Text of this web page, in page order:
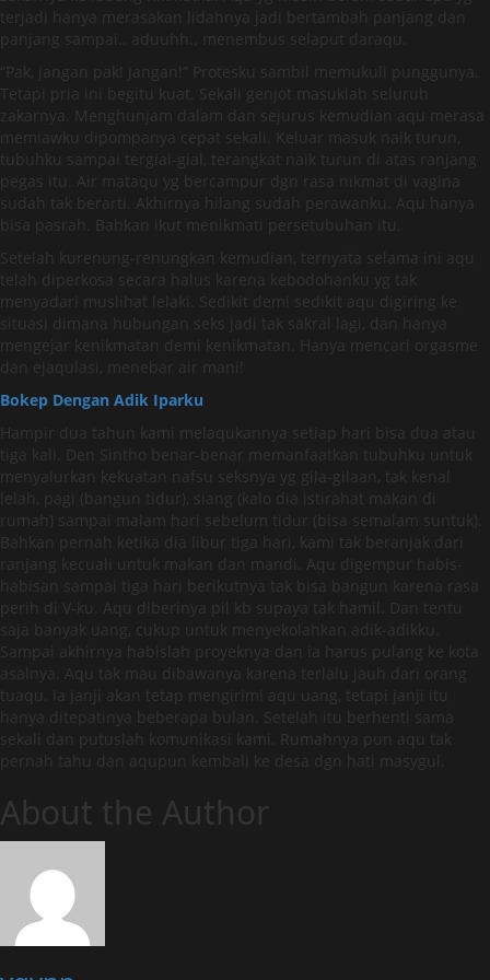
terjadi hanya merasakan lidahnya jadi bertambah panjang dan
panjang sampai.. aduuhh.. menembus selaput daraqu.
“Pak, jangan pak! Jangan!” Protesku sambil memukuli punggunya.
Tetapi pria ini begitu kuat. Sekali genjot masuklah seluruh
zakarnya. Menghunjam dalam dan sejurus kemudian aqu merasa
memiawku dipompanya cepat sekali. Keluar masuk naik turun,
tubuhku sampai tergial-gial, terangkat naik turun di atas ranjang
pegas itu. Air mataqu yg bercampur dgn rasa nikmat di vagina
sudah tak berarti. Akhirnya hilang sudah perawanku. Aqu hanya
bisa pasrah. Bahkan ikut menikmati persetubuhan itu.
Setelah kurenung-renungkan kemudian, ternyata selama ini aqu
telah diperkosa secara halus karena kebodohanku yg tak
menyadari muslihat lelaki. Sedikit demi sedikit aqu digiring ke
situasi dimana hubungan seks jadi tak sakral lagi, dan hanya
mengejar kenikmatan demi kenikmatan. Hanya mencari orgasme
dan ejaqulasi, menebar air mani!
Bokep Dengan Adik Iparku
Hampir dua tahun kami melaqukannya setiap hari bisa dua atau
tiga kali. Den Sintho benar-benar memanfaatkan tubuhku untuk
menyalurkan kekuatan nafsu seksnya yg gila-gilaan, tak kenal
lelah, pagi (bangun tidur), siang (kalo dia istirahat makan di
rumah) sampai malam hari sebelum tidur (bisa semalam suntuk).
Bahkan pernah ketika dia libur tiga hari, kami tak beranjak dari
ranjang kecuali untuk makan dan mandi. Aqu digempur habis-
habisan sampai tiga hari berikutnya tak bisa bangun karena rasa
perih di V-ku. Aqu diberinya pil kb supaya tak hamil. Dan tentu
saja banyak uang, cukup untuk menyekolahkan adik-adikku.
Sampai akhirnya habislah proyeknya dan ia harus pulang ke kota
asalnya. Aqu tak mau dibawanya karena terlalu jauh dari orang
tuaqu. Ia janji akan tetap mengirimi aqu uang, tetapi janji itu
hanya ditepatinya beberapa bulan. Setelah itu berhenti sama
sekali dan putuslah komunikasi kami. Rumahnya pun aqu tak
pernah tahu dan aqupun kembali ke desa dgn hati masygul.
About the Author